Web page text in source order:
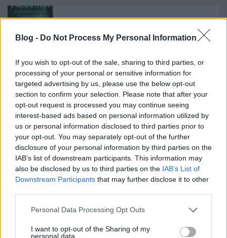
Blog - Do Not Process My Personal Information
If you wish to opt-out of the sale, sharing to third parties, or
processing of your personal or sensitive information for
targeted advertising by us, please use the below opt-out
section to confirm your selection. Please note that after your
opt-out request is processed you may continue seeing
interest-based ads based on personal information utilized by
us or personal information disclosed to third parties prior to
your opt-out. You may separately opt-out of the further
disclosure of your personal information by third parties on the
IAB’s list of downstream participants. This information may
also be disclosed by us to third parties on the IAB’s List of
Downstream Participants that may further disclose it to other
Please note that this website/app uses one or more Google
not limited to your visit or usage behaviour. You may click to
Personal Data Processing Opt Outs
I want to opt-out of the Sharing of my
personal data.
Perszephoné és az Alvilág arénája (2026)
Szólj hozzá!
A hozzászóláshoz be kell lépned!
VAGY